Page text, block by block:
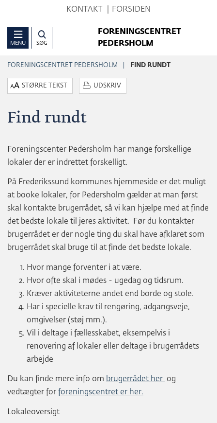
Hop
sidens
indhold
KONTAKT FORSIDEN
MENU SØG
FORENINGSCENTRET
PEDERSHOLM
FORENINGSCENTRET PEDERSHOLM FIND RUNDT
STØRRE TEKST UDSKRIV
Find rundt
Foreningscenter Pedersholm har mange forskellige
lokaler der er indrettet forskelligt.
På Frederikssund kommunes hjemmeside er det muligt
at booke lokaler, for Pedersholm gælder at man først
skal kontakte brugerrådet, så vi kan hjælpe med at finde
det bedste lokale til jeres aktivitet. Før du kontakter
brugerrådet er der nogle ting du skal have afklaret som
brugerrådet skal bruge til at finde det bedste lokale.
Hvor mange forventer i at være.
Hvor ofte skal i mødes - ugedag og tidsrum.
Kræver aktiviteterne andet end borde og stole.
Har i specielle krav til rengøring, adgangsveje,
omgivelser (støj mm.).
Vil i deltage i fællesskabet, eksempelvis i
renovering af lokaler eller deltage i brugerrådets
arbejde
Du kan finde mere info om brugerrådet her og
vedtægter for foreningscentret er her.
Lokaleoversigt